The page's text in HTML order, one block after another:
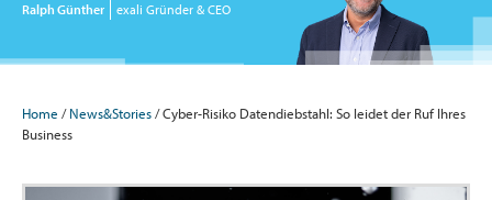
Ralph Günther exali Gründer & CEO
Home /News&Stories/ Cyber-Risiko Datendiebstahl: So leidet der Ruf Ihres
Business